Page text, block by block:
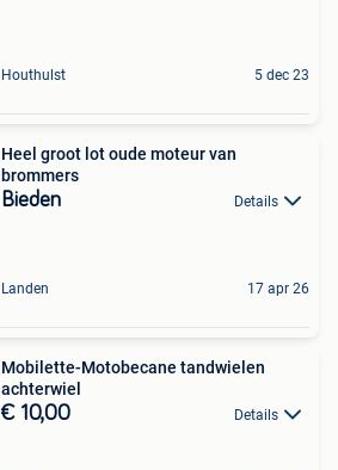
Houthulst 5 dec 23
Heel groot lot oude moteur van
brommers
Bieden Details
Landen 17 apr 26
Mobilette-Motobecane tandwielen
achterwiel
€ 10,00 Details